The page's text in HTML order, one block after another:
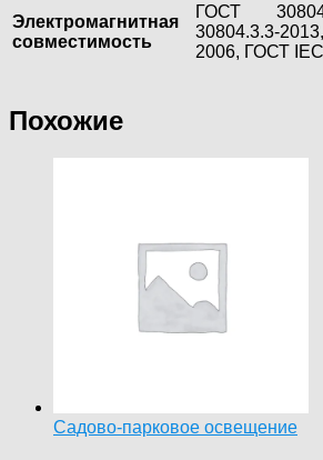
Электромагнитная
совместимость
ГОСТ
30804.3.3-
2006, ГОСТ
Похожие
Садово-парковое освещение